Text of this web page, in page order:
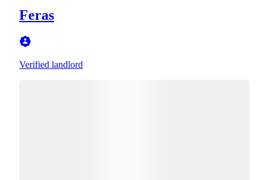
Feras
Verified landlord